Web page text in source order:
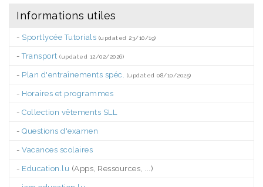
Informations utiles
- Sportlycée Tutorials (updated 23/10/19)
-Transport (updated 12/02/2026)
- Plan d'entraînements spéc. (updated 08/10/2025)
- Horaires et programmes
- Collection vêtements SLL
- Questions d'examen
- Vacances scolaires
- Education.lu (Apps, Ressources, ...)